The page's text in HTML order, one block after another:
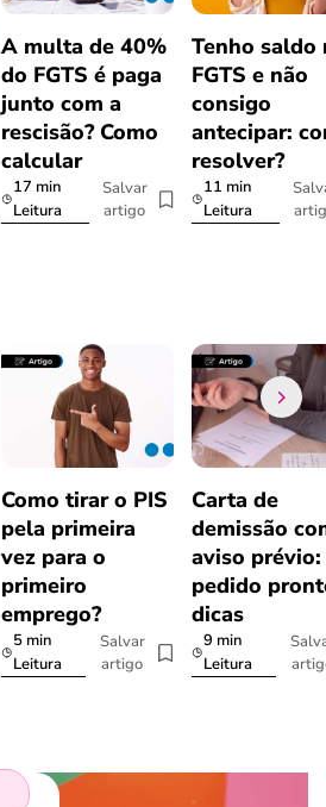
A multa de 40%
do FGTS é paga
junto com a
rescisão? Como
calcular
17 min
Leitura
Salvar
artigo
Tenho saldo
FGTS e não
consigo
antecipar:
resolver?
11 min
Leitura
Como tirar o PIS
pela primeira
vez para o
primeiro
emprego?
5 min
Leitura
Salvar
artigo
Carta de
demissão
aviso prévio:
pedido
dicas
9 min
Leitura